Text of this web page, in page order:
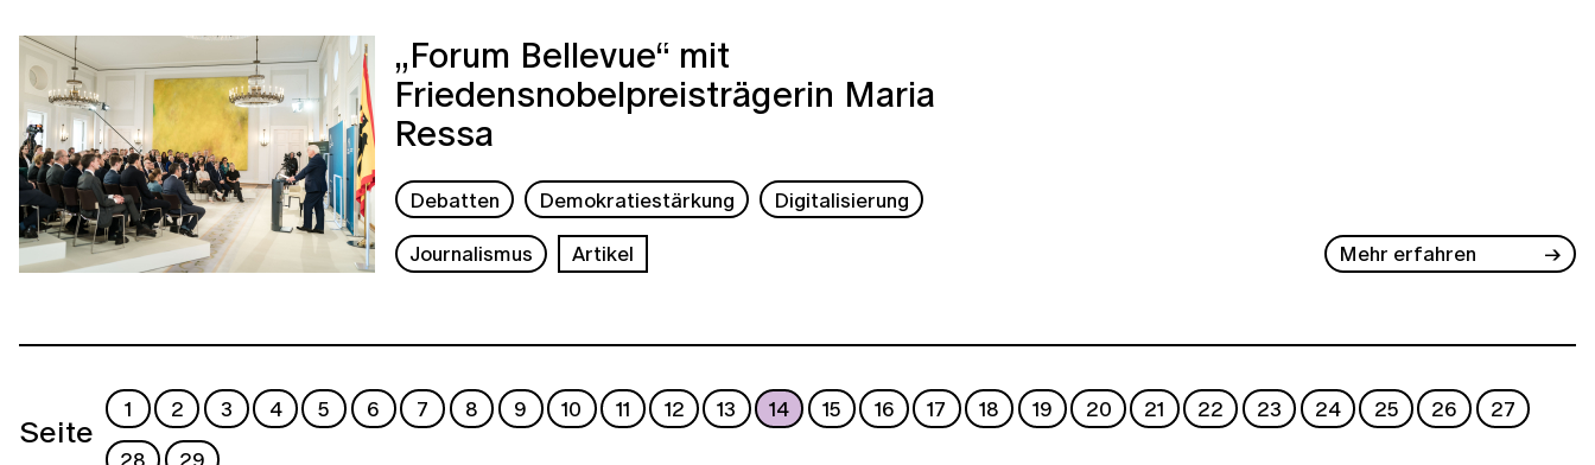
„Forum Bellevue“ mit
Friedensnobelpreisträgerin Maria
Ressa
Debatten Demokratiestärkung
Digitalisierung
Journalismus
Artikel Mehr erfahren
Seite 1 2 3 4 5 6 7 8 9 10 11 12 13 14 15 16 17 18 19 20 21 22 23 24 25 26
27